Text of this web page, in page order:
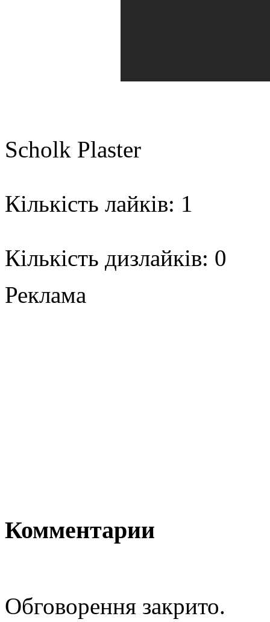
Scholk Plaster
Кількість лайків: 1
Кількість дизлайків: 0
Реклама
Комментарии
Обговорення закрито.